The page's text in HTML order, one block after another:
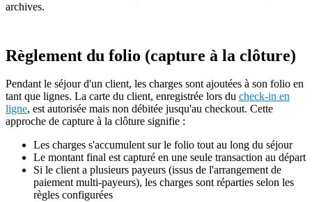
archives.
Règlement du folio (capture à la clôture)
Pendant le séjour d'un client, les charges sont ajoutées à son folio en
tant que lignes. La carte du client, enregistrée lors du check-in en
ligne, est autorisée mais non débitée jusqu'au checkout. Cette
approche de capture à la clôture signifie :
Les charges s'accumulent sur le folio tout au long du séjour
Le montant final est capturé en une seule transaction au départ
Si le client a plusieurs payeurs (issus de l'arrangement de
paiement multi-payeurs), les charges sont réparties selon les
règles configurées